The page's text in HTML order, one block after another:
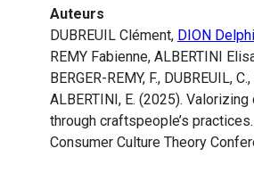
Auteurs
DUBREUIL Clément, DION
REMY Fabienne, ALBERTINI
BERGER-REMY, F., DUBREUIL,
ALBERTINI, E. (2025).
through craftspeople’s
Consumer Culture Theory